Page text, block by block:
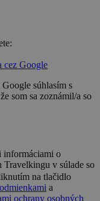
cez Google
súhlasím s
som sa zoznámil/a so
informáciami o
Travelkingu v súlade so
na tlačidlo
a
ochrany osobných